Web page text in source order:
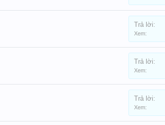
Trả lời:
Xem:
Trả lời:
Xem:
Trả lời:
Xem: